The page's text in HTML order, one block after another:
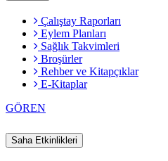
Çalıştay Raporları
Eylem Planları
Sağlık Takvimleri
Broşürler
Rehber ve Kitapçıklar
E-Kitaplar
GÖREN
Saha Etkinlikleri